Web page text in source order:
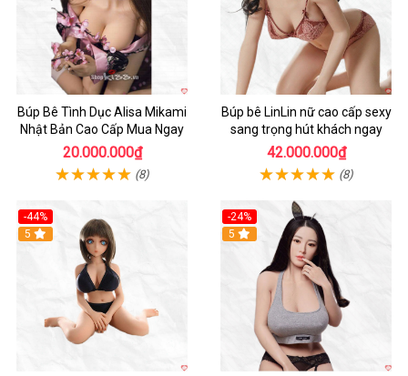
Búp Bê Tình Dục Alisa Mikami
Nhật Bản Cao Cấp Mua Ngay
20.000.000₫
(8)
Búp bê LinLin nữ cao cấp sexy
sang trọng hút khách ngay
42.000.000₫
(8)
-44%
Hot
5
-24%
Hot
5